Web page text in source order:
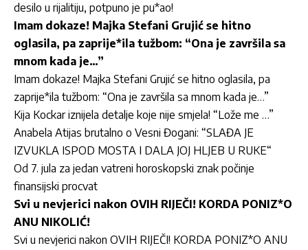
desilo u rijalitiju, potpuno je pu*ao!
Imam dokaze! Majka Stefani Grujić se hitno
oglasila, pa zaprije*ila tužbom: “Ona je završila sa
mnom kada je…”
Imam dokaze! Majka Stefani Grujić se hitno oglasila, pa
zaprije*ila tužbom: “Ona je završila sa mnom kada je…”
Kija Kockar iznijela detalje koje nije smjela! “Lože me …”
Anabela Atijas brutalno o Vesni Đogani: “SLAĐA JE
IZVUKLA ISPOD MOSTA I DALA JOJ HLJEB U RUKE“
Od 7. jula za jedan vatreni horoskopski znak počinje
finansijski procvat
Svi u nevjerici nakon OVIH RIJEČI! KORDA PONIZ*O
ANU NIKOLIĆ!
Svi u nevjerici nakon OVIH RIJEČI! KORDA PONIZ*O ANU